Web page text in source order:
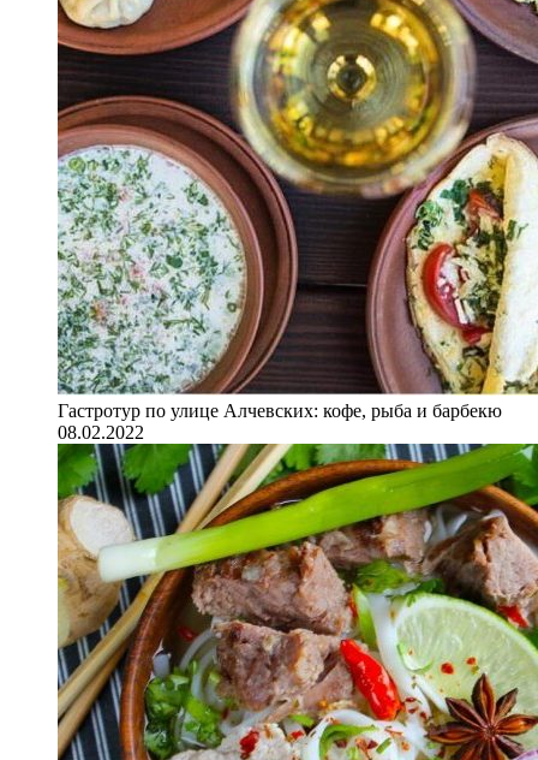
Гастротур по улице Алчевских: кофе, рыба и барбекю
08.02.2022